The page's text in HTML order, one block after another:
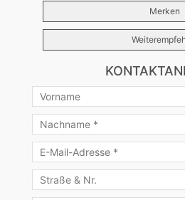
Merken